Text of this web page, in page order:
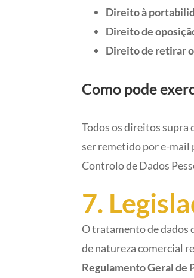
Direito à
Direito de
Direito de retirar
Como pode
Todos os direitos supra
ser remetido por e-mail
Controlo de Dados
7.
O tratamento de dados
de natureza comercial
Regulamento Geral de